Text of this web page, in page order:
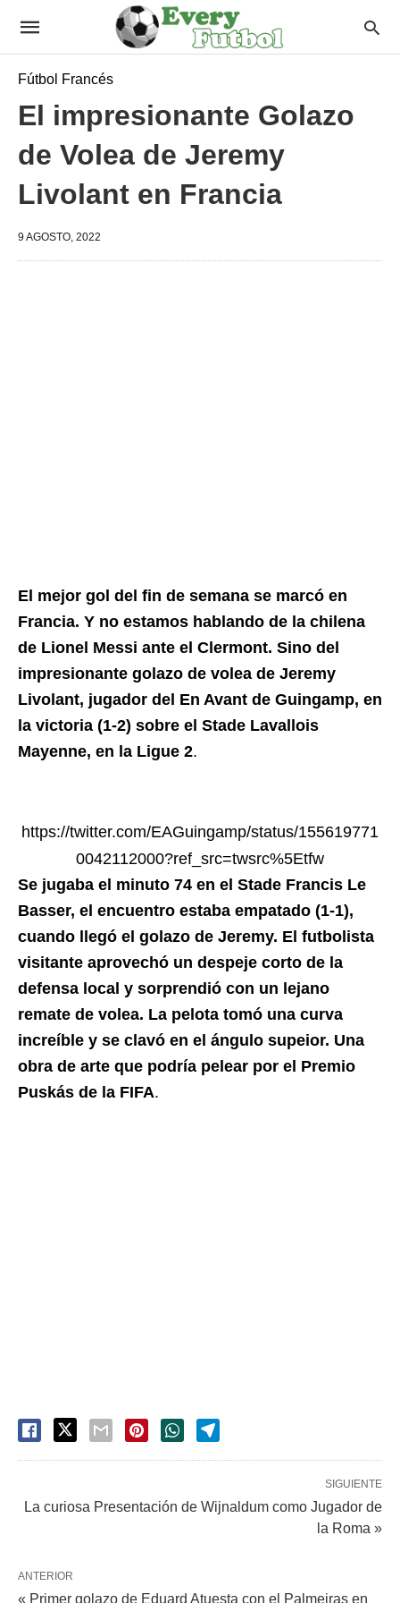
Fútbol Francés
El impresionante Golazo
de Volea de Jeremy
Livolant en Francia
9 AGOSTO, 2022
El mejor gol del fin de semana se marcó en
Francia. Y no estamos hablando de la chilena
de Lionel Messi ante el Clermont. Sino del
impresionante golazo de volea de Jeremy
Livolant, jugador del En Avant de Guingamp, en
la victoria (1-2) sobre el Stade Lavallois
Mayenne, en la Ligue 2.
https://twitter.com/EAGuingamp/status/155619771
0042112000?ref_src=twsrc%5Etfw
Se jugaba el minuto 74 en el Stade Francis Le
Basser, el encuentro estaba empatado (1-1),
cuando llegó el golazo de Jeremy. El futbolista
visitante aprovechó un despeje corto de la
defensa local y sorprendió con un lejano
remate de volea. La pelota tomó una curva
increíble y se clavó en el ángulo supeior. Una
obra de arte que podría pelear por el Premio
Puskás de la FIFA.
SIGUIENTE
La curiosa Presentación de Wijnaldum como Jugador de
la Roma »
ANTERIOR
« Primer golazo de Eduard Atuesta con el Palmeiras en